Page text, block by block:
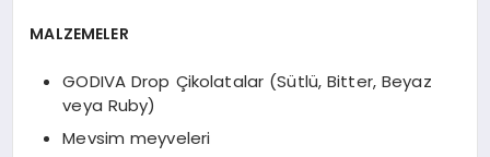
MALZEMELER
GODIVA Drop Çikolatalar (Sütlü, Bitter, Beyaz
veya Ruby)
Mevsim meyveleri